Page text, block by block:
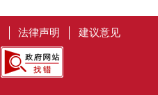
法律声明 建议意见